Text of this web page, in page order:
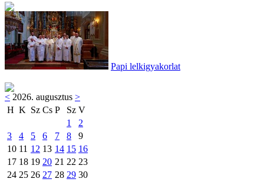
Papi lelkigyakorlat
< 2026. augusztus >
H K Sz Cs P Sz V
1
2
3
4 5 6 7 8
9
10 11 12 13 14 15 16
17 18 19 20 21 22 23
24 25 26 27 28 29 30